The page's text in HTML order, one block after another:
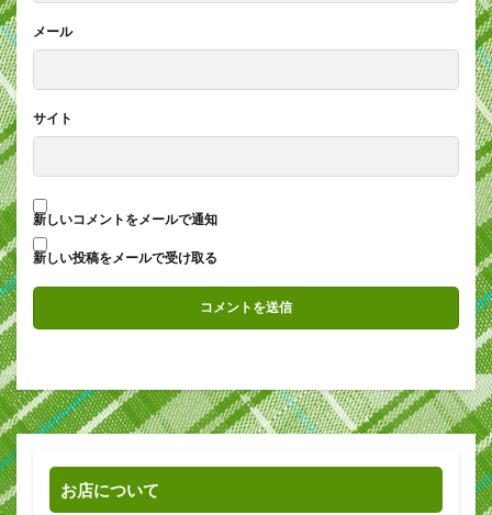
メール
サイト
新しいコメントをメールで通知
新しい投稿をメールで受け取る
お店について